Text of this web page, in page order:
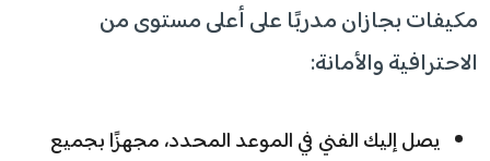
مكيفات بجازان مدربًا على أعلى مستوى من
الاحترافية والأمانة:
يصل إليك الفني في الموعد المحدد، مجهزًا بجميع